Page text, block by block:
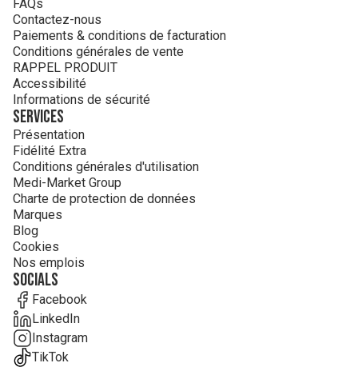
FAQs
Contactez-nous
Paiements & conditions de facturation
Conditions générales de vente
RAPPEL PRODUIT
Accessibilité
Informations de sécurité
Services
Présentation
Fidélité Extra
Conditions générales d'utilisation
Medi-Market Group
Charte de protection de données
Marques
Blog
Cookies
Nos emplois
Socials
Facebook
LinkedIn
Instagram
TikTok